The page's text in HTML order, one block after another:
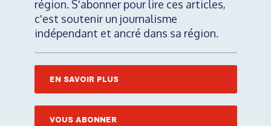
région. S'abonner pour lire ces articles,
c'est soutenir un journalisme
indépendant et ancré dans sa région.
EN SAVOIR PLUS
VOUS ABONNER